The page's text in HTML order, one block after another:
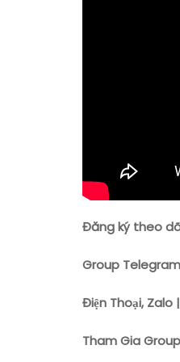
Đăng ký theo
Group
Điện Thoại, Zalo |
Tham Gia